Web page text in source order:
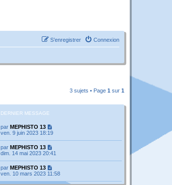
Connexion
S’enregistrer
3 sujets • Page 1 sur 1
DERNIER MESSAGE
par MEPHISTO 13
ven. 9 juin 2023 18:19
par MEPHISTO 13
dim. 14 mai 2023 20:41
par MEPHISTO 13
ven. 10 mars 2023 11:58